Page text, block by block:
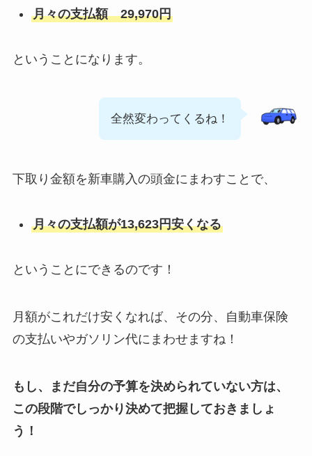
月々の支払額 29,970円
ということになります。
全然変わってくるね！
下取り金額を新車購入の頭金にまわすことで、
月々の支払額が13,623円安くなる
ということにできるのです！
月額がこれだけ安くなれば、その分、自動車保険
の支払いやガソリン代にまわせますね！
もし、まだ自分の予算を決められていない方は、
この段階でしっかり決めて把握しておきましょ
う！